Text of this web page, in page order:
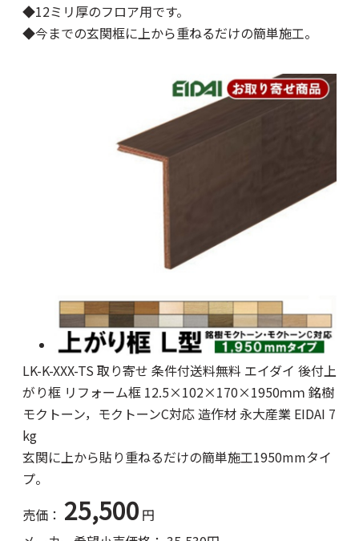
◆12ミリ厚のフロア用です。
◆今までの玄関框に上から重ねるだけの簡単施工。
LK-K-XXX-TS 取り寄せ 条件付送料無料 エイダイ 後付上
がり框 リフォーム框 12.5×102×170×1950ｍｍ 銘樹
モクトーン，モクトーンC対応 造作材 永大産業 EIDAI 7
kg
玄関に上から貼り重ねるだけの簡単施工1950mmタイ
プ。
売価： 25,500 円